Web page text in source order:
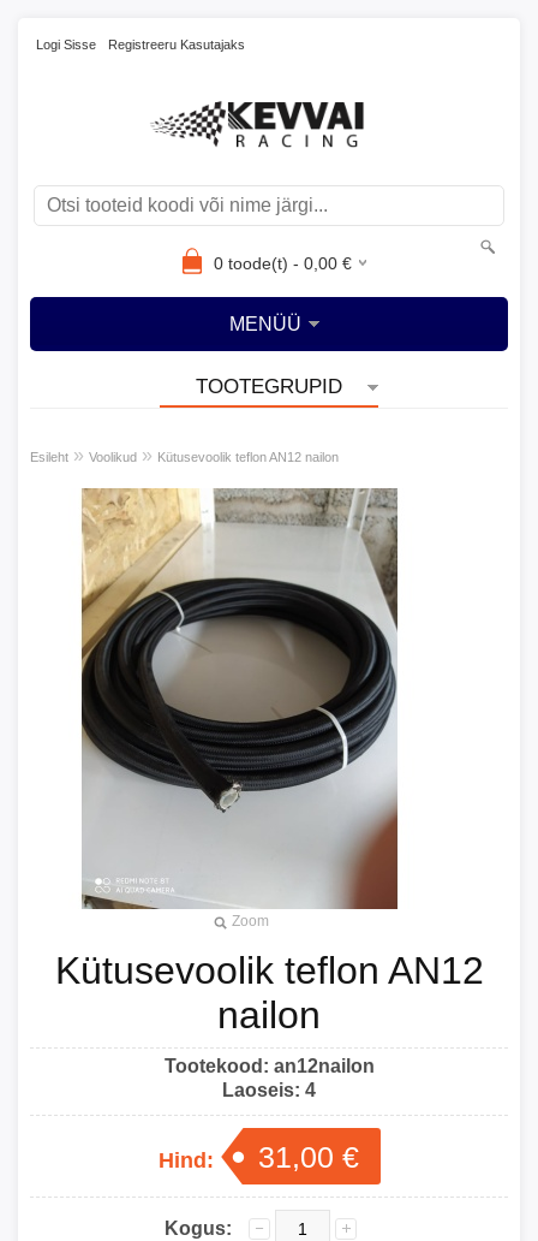
Logi Sisse Registreeru Kasutajaks
0toode(t) - 0,00€
MENÜÜ
TOOTEGRUPID
Esileht » Voolikud » Kütusevoolik teflon AN12 nailon
Zoom
Kütusevoolik teflon AN12
nailon
Tootekood: an12nailon
Laoseis: 4
Hind: 31,00 €
Kogus: